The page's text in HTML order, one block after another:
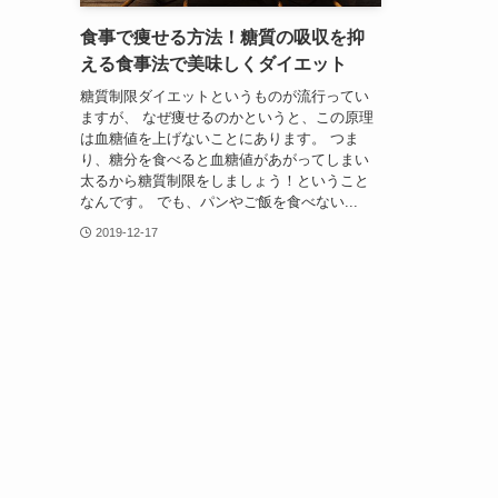
食事で痩せる方法！糖質の吸収を抑
える食事法で美味しくダイエット
糖質制限ダイエットというものが流行ってい
ますが、 なぜ痩せるのかというと、この原理
は血糖値を上げないことにあります。 つま
り、糖分を食べると血糖値があがってしまい
太るから糖質制限をしましょう！ということ
なんです。 でも、パンやご飯を食べない...
2019-12-17